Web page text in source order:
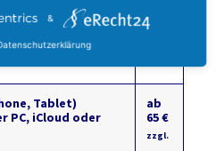
oder defekter
vom
zzgl.
Tablet)
PC, iCloud oder
ab
65 €
zzgl.
&